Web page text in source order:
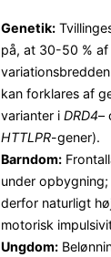
Genetik:
på, at 30-50 % af
kan forklares af
varianter i DRD4–
HTTLPR-gener).
Barndom:
under
derfor naturligt
motorisk
Ungdom: